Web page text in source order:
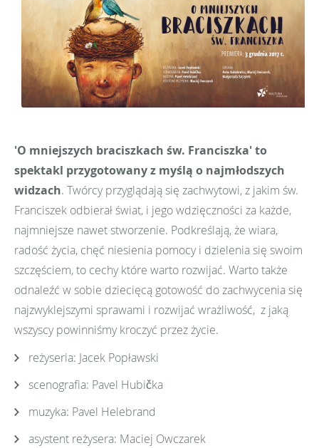
'O mniejszych braciszkach św. Franciszka' to
spektakl przygotowany z myślą o najmłodszych
widzach. Twórcy przyglądają się zachwytowi, z jakim św.
Franciszek odbierał świat, i jego wdzięczności za każde,
najmniejsze nawet stworzenie. Podkreślają, że wiara,
radość życia, chęć niesienia pomocy i dzielenia się swoim
szczęściem, to cechy które warto rozwijać. Warto także
odnaleźć w sobie dziecięcą gotowość do zachwycenia się
najzwyklejszymi sprawami i rozwijać wrażliwość, z jaką
wszyscy powinniśmy kroczyć przez życie.
reżyseria: Jacek Popławski
scenografia: Pavel Hubička
muzyka: Pavel Helebrand
asystent reżysera: Maciej Owczarek